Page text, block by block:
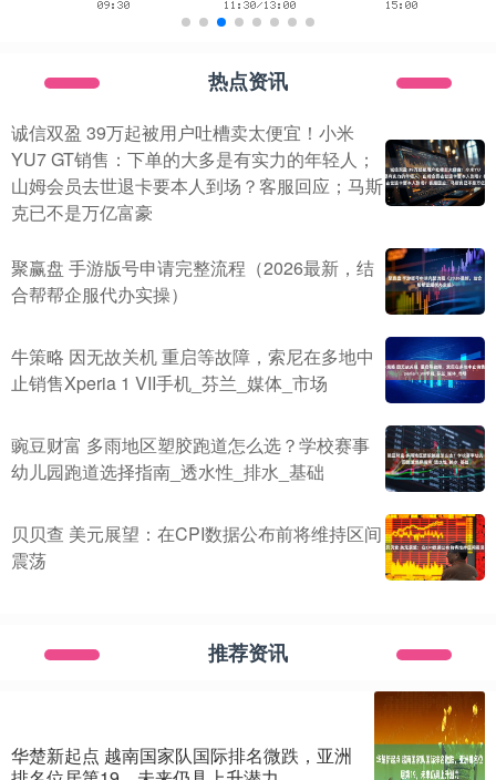
热点资讯
诚信双盈 39万起被用户吐槽卖太便宜！小米
YU7 GT销售：下单的大多是有实力的年轻人；
山姆会员去世退卡要本人到场？客服回应；马斯
克已不是万亿富豪
聚赢盘 手游版号申请完整流程（2026最新，结
合帮帮企服代办实操）
牛策略 因无故关机 重启等故障，索尼在多地中
止销售Xperia 1 VII手机_芬兰_媒体_市场
豌豆财富 多雨地区塑胶跑道怎么选？学校赛事
幼儿园跑道选择指南_透水性_排水_基础
贝贝查 美元展望：在CPI数据公布前将维持区间
震荡
推荐资讯
华楚新起点 越南国家队国际排名微跌，亚洲